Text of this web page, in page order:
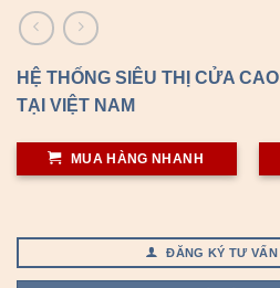
HỆ THỐNG SIÊU THỊ CỬA
TẠI VIỆT NAM
MUA HÀNG NHANH
ĐĂNG KÝ TƯ VẤN